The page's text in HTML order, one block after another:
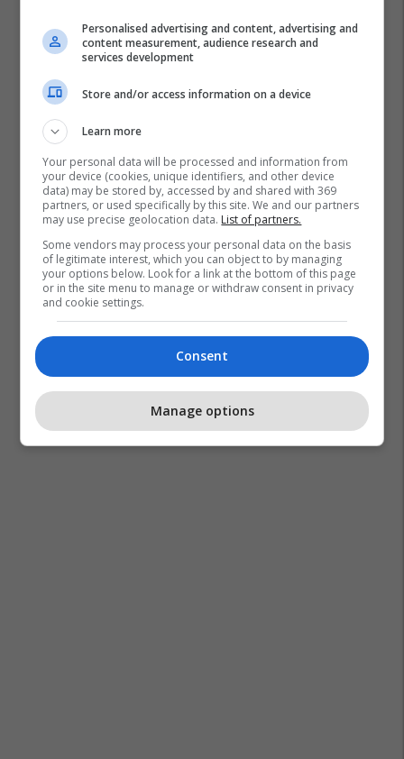
Personalised advertising and content, advertising and
content measurement, audience research and
services development
Store and/or access information on a device
Learn more
Your personal data will be processed and information from
your device (cookies, unique identifiers, and other device
data) may be stored by, accessed by and shared with 369
partners, or used specifically by this site. We and our partners
may use precise geolocation data. List of partners.
Some vendors may process your personal data on the basis
of legitimate interest, which you can object to by managing
your options below. Look for a link at the bottom of this page
or in the site menu to manage or withdraw consent in privacy
and cookie settings.
Consent
Manage options